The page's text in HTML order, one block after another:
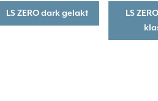
LS ZERO dark gelakt
LS